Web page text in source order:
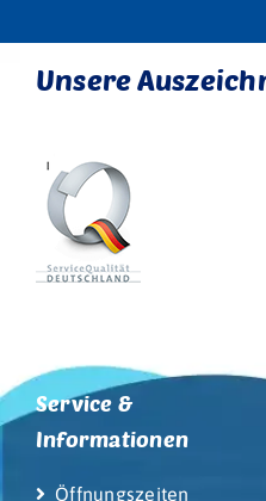
Unsere
Service &
Informationen
Öffnungszeiten